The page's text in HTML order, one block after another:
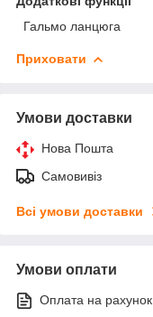
Гальмо ланцюга
Приховати
Умови доставки
Нова Пошта
Самовивіз
Всі умови доставки
Умови оплати
Оплата на рахунок